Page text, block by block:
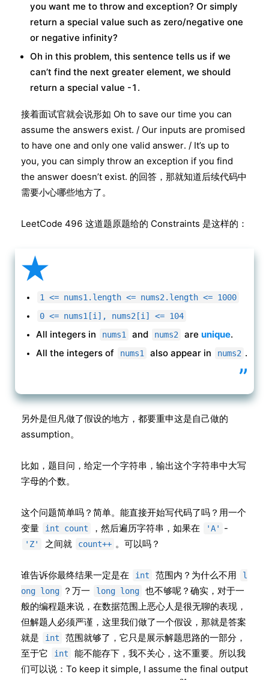
you want me to throw and exception? Or simply
return a special value such as zero/negative one
or negative infinity?
Oh in this problem, this sentence tells us if we
can’t find the next greater element, we should
return a special value -1.
接着面试官就会说形如 Oh to save our time you can
assume the answers exist. / Our inputs are promised
to have one and only one valid answer. / It’s up to
you, you can simply throw an exception if you find
the answer doesn’t exist. 的回答，那就知道后续代码中
需要小心哪些地方了。
LeetCode 496 这道题原题给的 Constraints 是这样的：
★
1 <= nums1.length <= nums2.length <= 1000
0 <= nums1[i], nums2[i] <= 104
All integers in nums1 and nums2 are unique.
All the integers of
nums1 also appear in nums2 .
”
另外是但凡做了假设的地方，都要重申这是自己做的
assumption。
比如，题目问，给定一个字符串，输出这个字符串中大写
字母的个数。
这个问题简单吗？简单。能直接开始写代码了吗？用一个
变量
int count ，然后遍历字符串，如果在 'A' -
'Z' 之间就 count++ 。可以吗？
谁告诉你最终结果一定是在 int 范围内？为什么不用
l
ong long
？万一 long long
也不够呢？确实，对于一
般的编程题来说，在数据范围上恶心人是很无聊的表现，
但解题人必须严谨，这里我们做了一个假设，那就是答案
就是
int
范围就够了，它只是展示解题思路的一部分，
至于它
int
能不能存下，我不关心，这不重要。所以我
们可以说：To keep it simple, I assume the final output